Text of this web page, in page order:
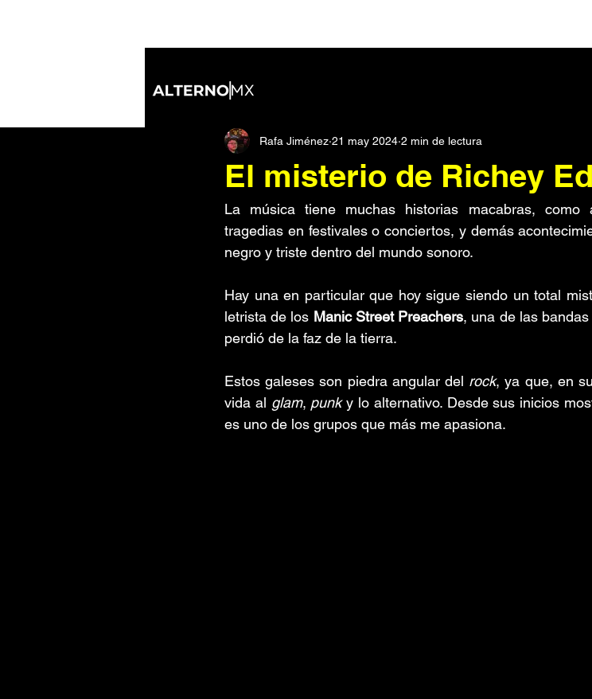
Industrial
Inteligencia Artificial IDM/Electrónica Podcast
Soundtracks Noticias Discos Electroclash Punk
El misterio de Richey
Rafa Jiménez 21 may 2024 2 min de lectura
La música tiene muchas historias macabras, como
tragedias en festivales o conciertos, y demás
negro y triste dentro del mundo sonoro.
Hay una en particular que hoy sigue siendo un total
letrista de los Manic Street Preachers, una de las
perdió de la faz de la tierra.
Estos galeses son piedra angular del rock, ya que, en
vida al glam, punk y lo alternativo. Desde sus inicios
es uno de los grupos que más me apasiona.